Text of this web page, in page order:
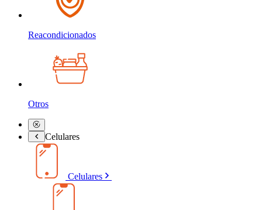
Reacondicionados
Otros
Celulares
Celulares